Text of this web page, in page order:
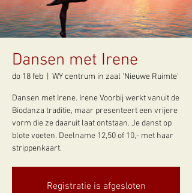
Dansen met Irene
do 18 feb WY centrum in zaal 'Nieuwe Ruimte'
Dansen met Irene. Irene Voorbij werkt vanuit de
Biodanza traditie, maar presenteert een vrijere
vorm die ze daaruit laat ontstaan. Je danst op
blote voeten. Deelname 12,50 of 10,- met haar
strippenkaart.
Registratie is afgesloten